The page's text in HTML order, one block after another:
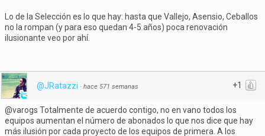
Lo de la Selección es lo que hay: hasta que Vallejo, Asensio, Ceballos
no la rompan (y para eso quedan 4-5 años) poca renovación
ilusionante veo por ahí.
+1
@JRatazzi · hace 571 semanas
@varogs Totalmente de acuerdo contigo, no en vano todos los
equipos aumentan el número de abonados lo que nos dice que hay
más ilusión por cada proyecto de los equipos de primera. A los